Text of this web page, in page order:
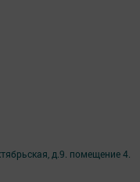
д.9. помещение 4.